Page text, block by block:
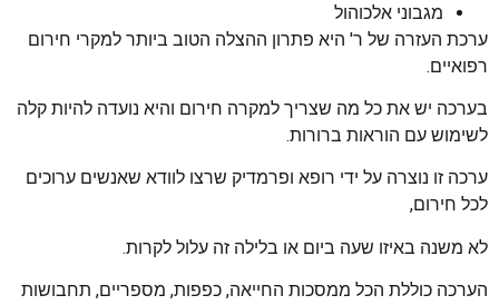
מגבוני אלכוהול
ערכת העזרה של ר' היא פתרון ההצלה הטוב ביותר למקרי חירום
רפואיים.
בערכה יש את כל מה שצריך למקרה חירום והיא נועדה להיות קלה
לשימוש עם הוראות ברורות.
ערכה זו נוצרה על ידי רופא ופרמדיק שרצו לוודא שאנשים ערוכים
לכל חירום,
לא משנה באיזו שעה ביום או בלילה זה עלול לקרות.
הערכה כוללת הכל ממסכות החייאה, כפפות, מספריים, תחבושות